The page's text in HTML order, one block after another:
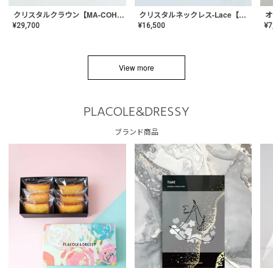
クリスタルクラウン【MA-COHD-01】韓国風クラウン/ウェディングクラウン/ティアラ
¥29,700
クリスタルネックレス-Lace【MA-CONL-02】
¥16,500 ¥
View more
PLACOLE&DRESSY
ブランド商品